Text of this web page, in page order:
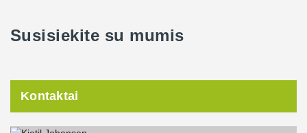
Susisiekite su mumis
Kontaktai